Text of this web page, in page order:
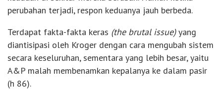
perubahan terjadi, respon keduanya jauh berbeda.
Terdapat fakta-fakta keras (the brutal issue)yang
diantisipasi oleh Kroger dengan cara mengubah sistem
secara keseluruhan, sementara yang lebih besar, yaitu
A&P malah membenamkan kepalanya ke dalam pasir
(h 86).